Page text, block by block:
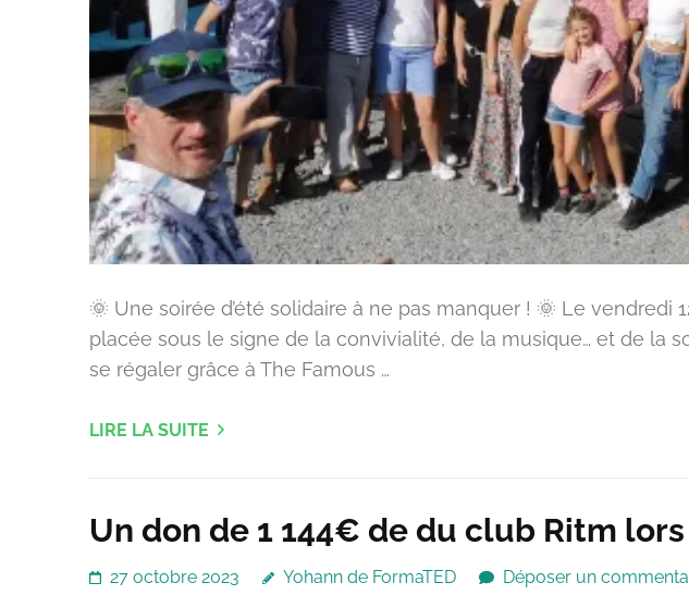
🌞 Une soirée d’été solidaire à ne pas manquer ! 🌞 Le
placée sous le signe de la convivialité, de la musique… et de la
se régaler grâce à The Famous …
LIRE LA SUITE
Un don de 1 144€ de du club Ritm lors
27 octobre 2023 Yohann de FormaTED Déposer un